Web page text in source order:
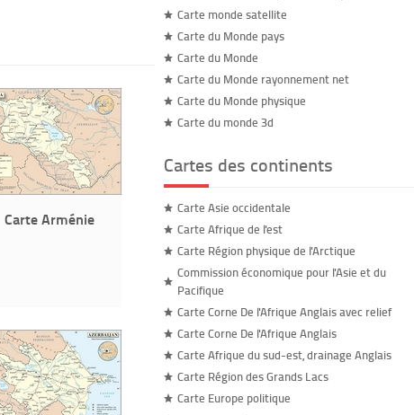
Carte Arménie
Carte monde satellite
Carte du Monde pays
Carte du Monde
Carte du Monde rayonnement net
Carte du Monde physique
Carte du monde 3d
Cartes des continents
Carte Asie occidentale
Carte Afrique de l'est
Carte Région physique de l'Arctique
Commission économique pour l'Asie et du
Pacifique
Carte Corne De l'Afrique Anglais avec relief
Carte Corne De l'Afrique Anglais
Carte Afrique du sud-est, drainage Anglais
Carte Région des Grands Lacs
Carte Europe politique